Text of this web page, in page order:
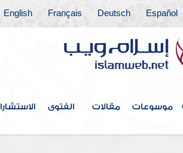
Español
Deutsch
Français
English
موسوعات مقالات الفتوى